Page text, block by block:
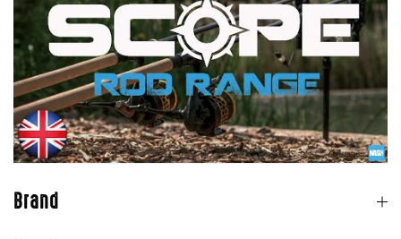
Brand